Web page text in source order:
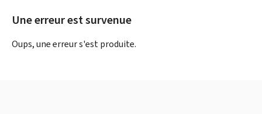
Une erreur est survenue
Oups, une erreur s'est produite.